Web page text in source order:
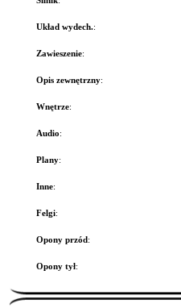
Układ wydech.:
Zawieszenie:
Opis zewnętrzny:
Wnętrze:
Audio:
Plany:
Inne:
Felgi:
Opony przód:
Opony tył: